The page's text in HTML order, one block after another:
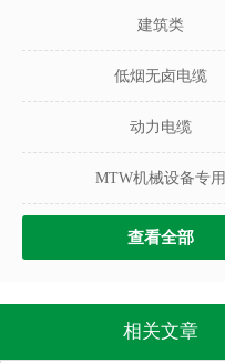
建筑类
低烟无卤电缆
动力电缆
MTW机械设备专用
查看全部
相关文章